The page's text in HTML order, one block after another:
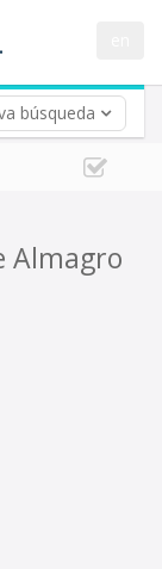
búsqueda
Almagro